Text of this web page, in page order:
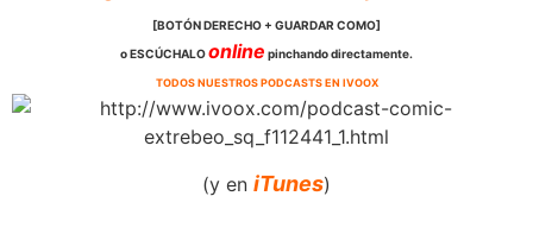
[BOTÓN DERECHO + GUARDAR COMO]
o ESCÚCHALOonline pinchando directamente.
TODOS NUESTROS PODCASTS EN IVOOX
(y en iTunes)